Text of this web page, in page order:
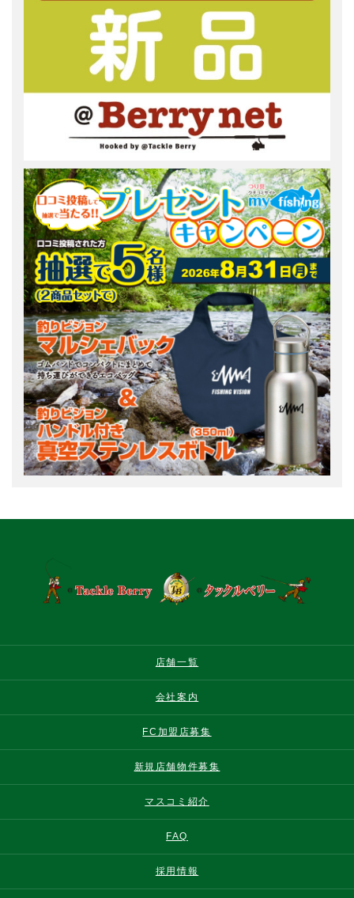
店舗一覧
会社案内
FC加盟店募集
新規店舗物件募集
マスコミ紹介
FAQ
採用情報